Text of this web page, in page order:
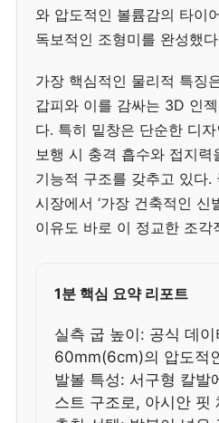
와 압도적인 볼륨감의 타이
독보적인 조형미를 완성했
가장 핵심적인 물리적 특징
갑피와 이를 감싸는 3D 인
다. 특히 밑창은 단순한 디
보행 시 충격 흡수와 접지력
기능적 구조를 갖추고 있다.
시장에서 ‘가장 건축적인 신
이유도 바로 이 정교한 조각
1분 핵심 요약 리포트
실측 굽 높이: 공식 데
60mm(6cm)의 압도적
발볼 특성: 서구형 칼발
스트 구조로, 아시안 핏